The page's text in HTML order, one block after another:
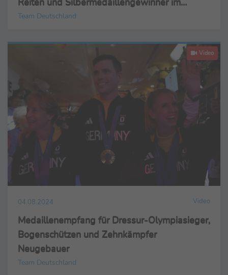
Bogenschießen
Team Deutschland
Video
04.08.2024 Video
Medaillenempfang für Dressur-Olympiasieger,
Bogenschützen und Zehnkämpfer
Neugebauer
Team Deutschland